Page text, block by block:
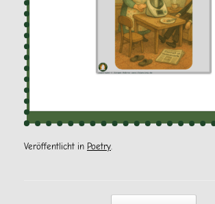
Veröffentlicht in Poetry